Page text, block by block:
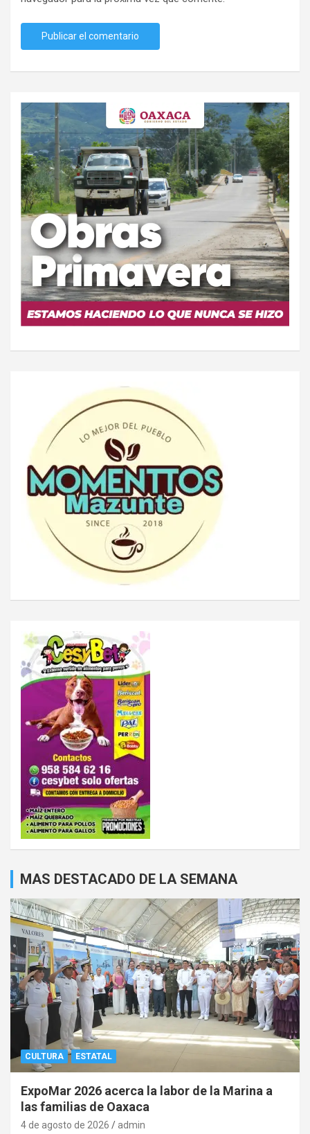
MAS DESTACADO DE LA SEMANA
CULTURA ESTATAL
ExpoMar 2026 acerca la labor de la Marina a
las familias de Oaxaca
4 de agosto de 2026 admin